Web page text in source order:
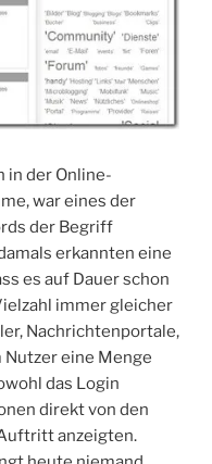
in der Online-
war eines der
der Begriff
erkannten eine
es auf Dauer schon
immer gleicher
Nachrichtenportale,
eine Menge
das Login
direkt von den
anzeigten.